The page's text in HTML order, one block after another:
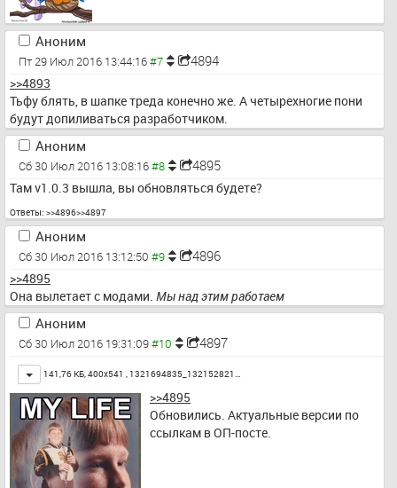
Аноним
Пт 29 Июл 2016 13:44:16 4894
>>4893
Тьфу блять, в шапке треда конечно же. А четырехногие пони
будут допиливаться разработчиком.
Аноним
Сб 30 Июл 2016 13:08:16 4895
Там v1.0.3 вышла, вы обновляться будете?
Ответы: >>4896>>4897
Аноним
Сб 30 Июл 2016 13:12:50 4896
>>4895
Она вылетает с модами. Мы над этим работаем
Аноним
Сб 30 Июл 2016 19:31:09 4897
Toggle
141,76 КБ, 400x541 , 1321694835_132152821…
>>4895
Обновились. Актуальные версии по
ссылкам в ОП-посте.